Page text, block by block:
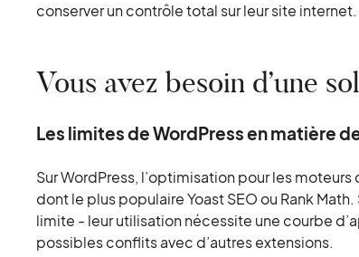
conserver un contrôle total sur leur site internet.
Vous avez besoin d’une
Les limites de WordPress en matière
Sur WordPress, l’optimisation pour les
dont le plus populaire Yoast SEO ou Rank
limite - leur utilisation nécessite une courbe
possibles conflits avec d’autres extensions.